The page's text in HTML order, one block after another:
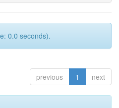
0.0 seconds).
previous 1 next